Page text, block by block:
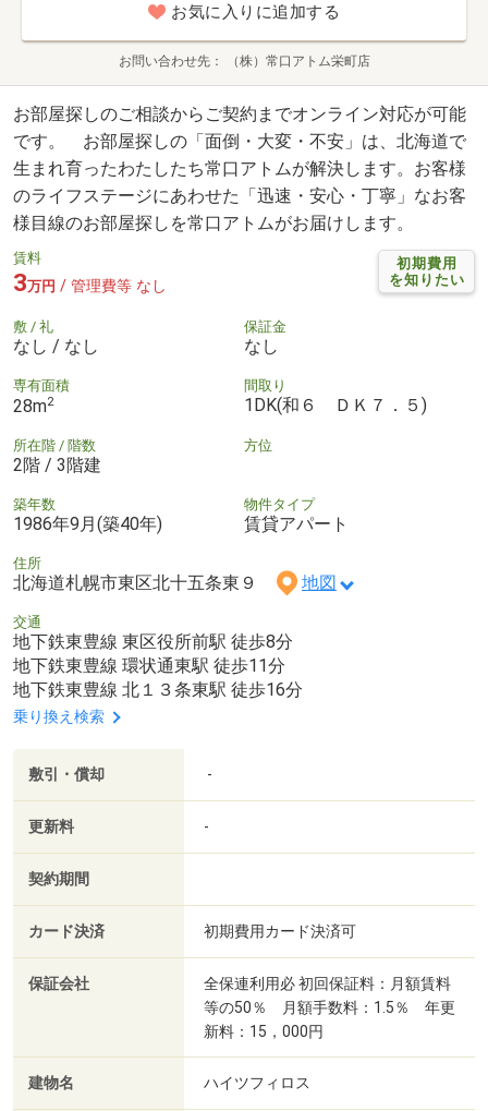
お気に入りに追加する
お問い合わせ先 （株）常口アトム栄町店
お部屋探しのご相談からご契約までオンライン対応が可能
です。 お部屋探しの「面倒・大変・不安」は、北海道で
生まれ育ったわたしたち常口アトムが解決します。お客様
のライフステージにあわせた「迅速・安心・丁寧」なお客
様目線のお部屋探しを常口アトムがお届けします。
初期費用
を知りたい
賃料
3万円 / 管理費等 なし
敷 / 礼
なし / なし
保証金
なし
専有面積
28m2
間取り
1DK(和６ ＤＫ７．５)
所在階 / 階数
2階 / 3階建
方位
築年数
1986年9月(築40年)
物件タイプ
賃貸アパート
住所
北海道札幌市東区北十五条東９ 地図
交通
地下鉄東豊線 東区役所前駅 徒歩8分
地下鉄東豊線 環状通東駅 徒歩11分
地下鉄東豊線 北１３条東駅 徒歩16分
乗り換え検索
敷引・償却 -
更新料 -
契約期間
カード決済 初期費用カード決済可
保証会社
全保連利用必 初回保証料：月額賃料
等の50％ 月額手数料：1.5％ 年更
新料：15，000円
建物名 ハイツフィロス